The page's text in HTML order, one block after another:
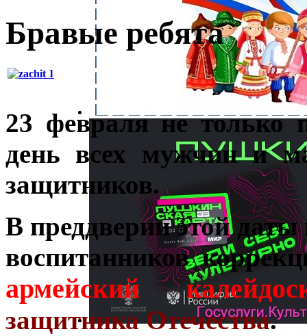
Бравые ребята
23 февраля не только
день всех мужчин и
защитников.
В преддверии этой
воспитанников
армейский
защитника Отечества.